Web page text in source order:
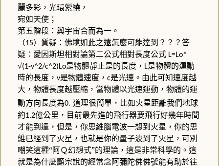
麗多彩，光環縈繞，
宛如天使；
第五階段：與宇宙合而為一。
（15）質疑：佛境如此之遠怎麼可能達到？？？答
疑：愛因斯坦相對論第二公式相對長度公式 L=Lo*
√(1-v^2/c^2)Lo是物體靜止是的長度， L是物體的運動
時的長度， v是物體速度， c是光速。由此可知速度越
大，物體長度越壓縮，當物體以光速運動，物體的運
動方向長度為0. 道理很簡單，比如火星距離我們地球
約1.2億公里，目前最先進的飛行器要飛行好幾年時間
才能到達，但是，你思維腦電波一想到火星，你的思
維已經到了火星，也就是你的量子波到了火星，可別
嘲笑這種“阿Ｑ幻想式”的理論，這是非常科學的。這
就是為什麼顯宗說的經常念阿彌陀佛佛號能有助於往